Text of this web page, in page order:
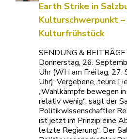
Strike in Salzburg / SN
Kulturschwerpunkt –
SENDUNG & BEITRÄGE
Donnerstag, 26. September
(WH am Freitag, 27.
Vergebene, teure
bewegen in Österreich
sagt der Salzburger
Heinisch, „das ist jetzt im
über die letzte Regierung“.
Politikwissenschaftler
für unerhört! den…